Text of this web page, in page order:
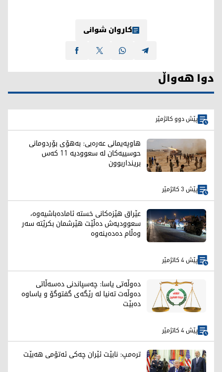
کاروان شوانی
دوا هەواڵ
پێش دوو کاتژمێر
هاوپەیمانی عەرەبی: بەهۆی بۆردومانی
حوسییەکان لە سعوودیە 11 کەس
برینداربوون
پێش 3 کاتژمێر
عێراق هێزەکانی خستە ئامادەباشیەوە،
سعوودیەش دەڵێت هێرشمان بکرێتە سەر
وەڵام دەدەینەوە
پێش 4 کاتژمێر
دەوڵەتی یاسا: چەسپاندنی دەسەڵاتی
دەوڵەت تەنیا لە رێگەی گفتوگۆ و یاساوە
دەبێت
پێش 4 کاتژمێر
ترەمپ: نابێت ئێران چەکی ئەتۆمی هەبێت